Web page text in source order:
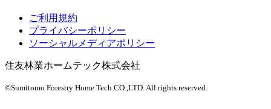
ご利用規約
プライバシーポリシー
ソーシャルメディアポリシー
住友林業ホームテック株式会社
©Sumitomo Forestry Home Tech CO.,LTD. All rights reserved.